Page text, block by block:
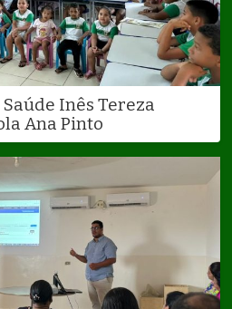
Inês Tereza
Ana Pinto